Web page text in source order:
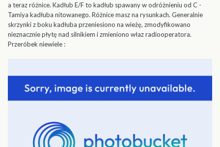
a teraz różnice. Kadłub E/F to kadłub spawany w odróżnieniu od C -
Tamiya kadłuba nitowanego. Różnice masz na rysunkach. Generalnie
skrzynki z boku kadłuba przeniesiono na wieżę, zmodyfikowano
nieznacznie płytę nad silnikiem i zmieniono właz radiooperatora.
Przeróbek niewiele :